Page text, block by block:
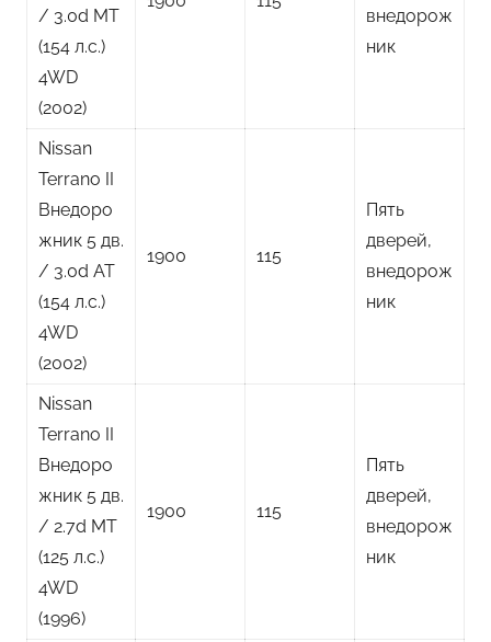
/ 3.0d MT
(154 л.с.)
4WD
(2002)
внедорож
ник
Nissan
Terrano II
Внедоро
жник 5 дв.
/ 3.0d AT
(154 л.с.)
4WD
(2002)
1900 115
Пять
дверей,
внедорож
ник
Nissan
Terrano II
Внедоро
жник 5 дв.
/ 2.7d MT
(125 л.с.)
4WD
(1996)
1900 115
Пять
дверей,
внедорож
ник